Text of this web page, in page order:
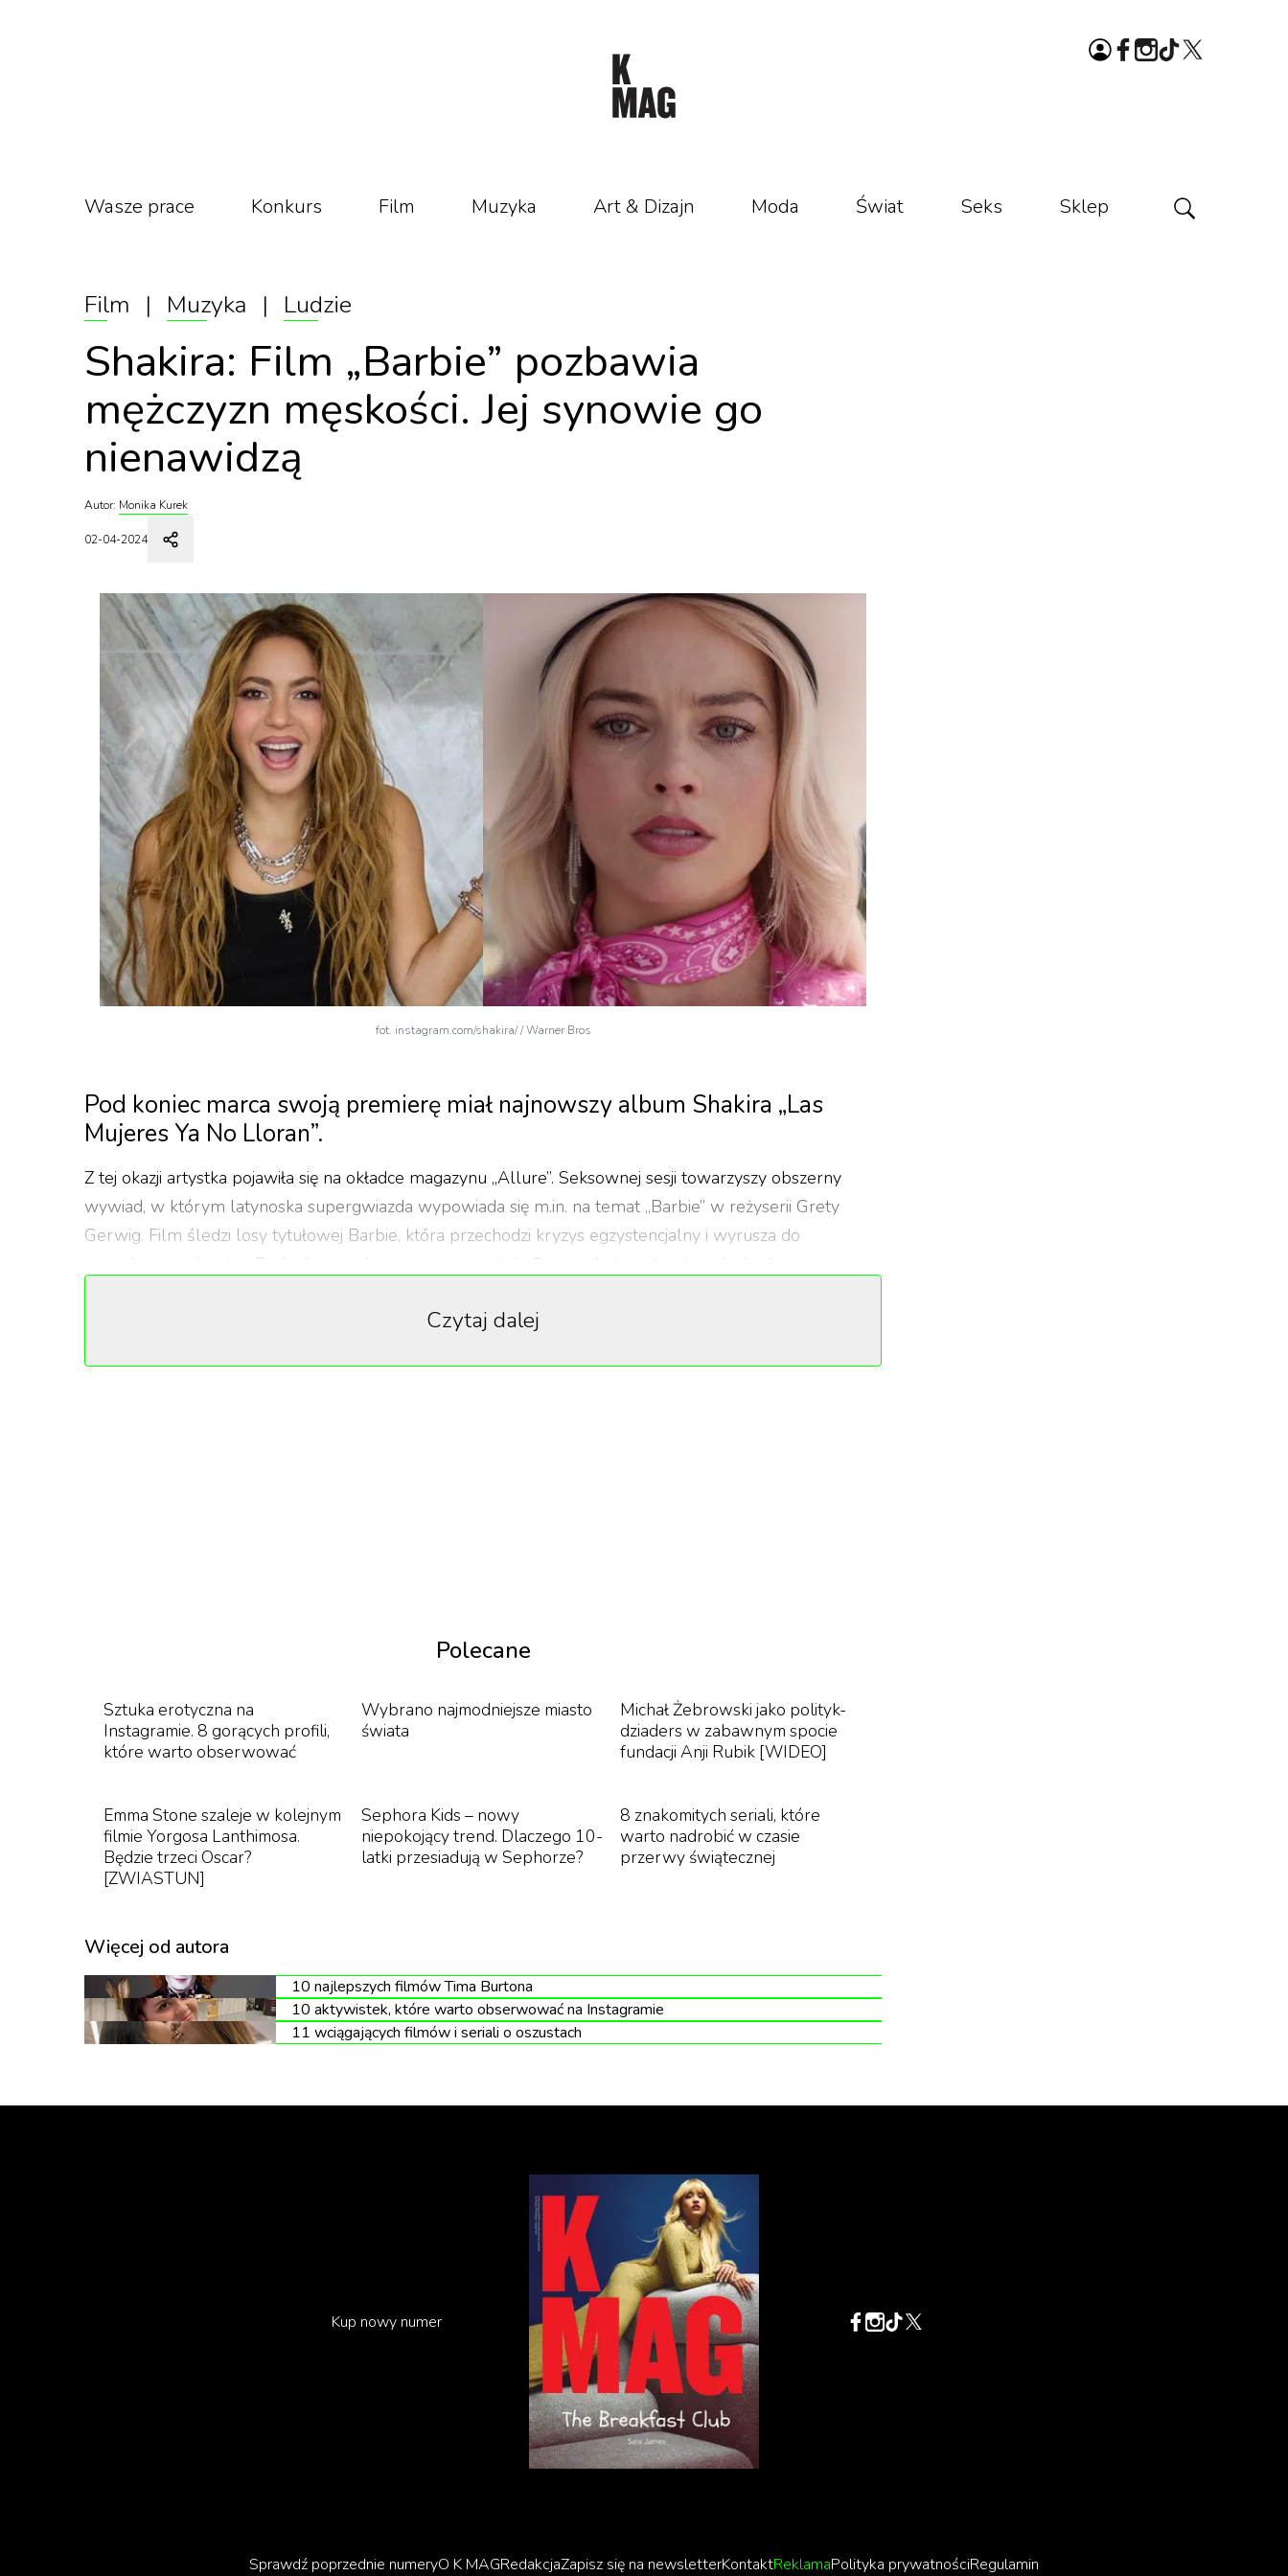
Wasze prace Konkurs Film Muzyka Art & Dizajn Moda Świat Seks Sklep
Film | Muzyka | Ludzie
Shakira: Film „Barbie” pozbawia
mężczyzn męskości. Jej synowie go
nienawidzą
Autor: Monika Kurek
02-04-2024
fot. instagram.com/shakira/ / Warner Bros
Pod koniec marca swoją premierę miał najnowszy album Shakira „Las
Mujeres Ya No Lloran”.
Z tej okazji artystka pojawiła się na okładce magazynu „Allure”. Seksownej sesji towarzyszy obszerny
wywiad, w którym latynoska supergwiazda wypowiada się m.in. na temat „Barbie” w reżyserii Grety
Gerwig. Film śledzi losy tytułowej Barbie, która przechodzi kryzys egzystencjalny i wyrusza do
prawdziwego świata. „Barbie” zgarnęła osiem nominacji do Oscara i była najbardziej dochodową
Czy „Barbie” to film anty-męski?
Teraz do grona krytyków „Barbie” dołączyła Shakira, która podziela zdanie swoich nastoletnich synów na
siebie i jednocześnie szanowali kobiety. Lubię, kiedy popkultura wzmacnia kobiety bez
odbierania mężczyznom możliwości bycia mężczyznami – chronienia i zapewniania
dobrobytu. Wierzę w dawanie kobietom narzędzi oraz zaufania, że możemy osiągnąć
wszystko, co chcemy, ale bez utraty naszej esencji” skomentowała.
Czytaj dalej
Polecane
Sztuka erotyczna na
Instagramie. 8 gorących profili,
które warto obserwować
Wybrano najmodniejsze miasto
świata
Michał Żebrowski jako polityk-
dziaders w zabawnym spocie
fundacji Anji Rubik [WIDEO]
Emma Stone szaleje w kolejnym
filmie Yorgosa Lanthimosa.
Będzie trzeci Oscar?
[ZWIASTUN]
Sephora Kids – nowy
niepokojący trend. Dlaczego 10-
latki przesiadują w Sephorze?
8 znakomitych seriali, które
warto nadrobić w czasie
przerwy świątecznej
Więcej od autora
10 najlepszych filmów Tima Burtona
10 aktywistek, które warto obserwować na Instagramie
11 wciągających filmów i seriali o oszustach
Kup nowy numer
Sprawdź poprzednie numeryO K MAGRedakcjaZapisz się na newsletterKontaktReklamaPolityka prywatnościRegulamin